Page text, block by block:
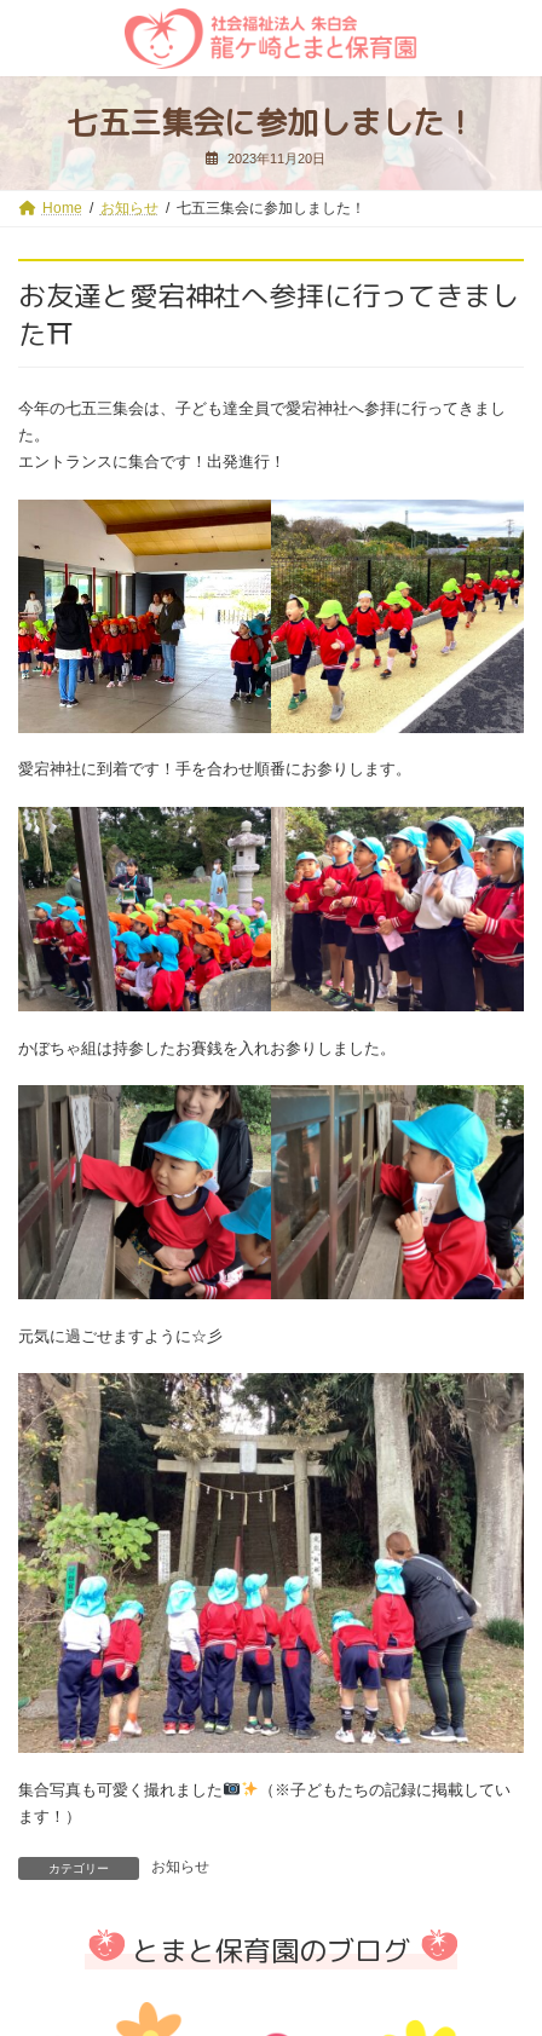
ン
ー
七五三集会に参加しました！
2023年11月20日
Home お知らせ 七五三集会に参加しました！
お友達と愛宕神社へ参拝に行ってきまし
た⛩
今年の七五三集会は、子ども達全員で愛宕神社へ参拝に行ってきまし
た。
エントランスに集合です！出発進行！
愛宕神社に到着です！手を合わせ順番にお参りします。
かぼちゃ組は持参したお賽銭を入れお参りしました。
元気に過ごせますように☆彡
集合写真も可愛く撮れました
（※子どもたちの記録に掲載してい
ます！）
カテゴリー お知らせ
とまと保育園のブログ